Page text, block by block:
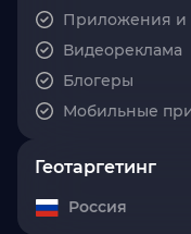
Приложения и
Видеореклама
Блогеры
Мобильные
Геотаргетинг
Россия